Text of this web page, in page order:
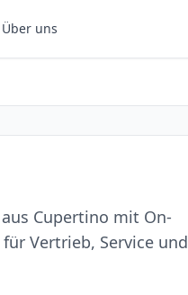
Über uns
Cupertino mit On-
Vertrieb, Service und